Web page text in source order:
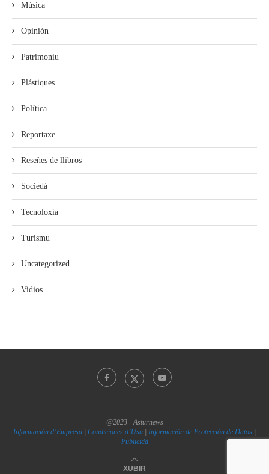
Música
Opinión
Patrimoniu
Plástiques
Política
Reportaxe
Reseñes de llibros
Sociedá
Tecnoloxía
Turismu
Uncategorized
Vidios
@2023 - Asturnews
Información d’Empresa
Condiciones d’Usu Información de Protección de Datos
Publicidá
XUBIR